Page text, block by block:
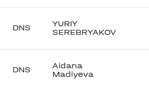
DNS
YURIY
SEREBRYAKOV
DNS
Aidana
Madiyeva